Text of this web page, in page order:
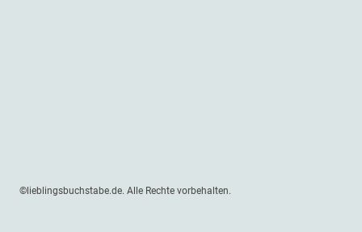
©lieblingsbuchstabe.de. Alle Rechte vorbehalten.